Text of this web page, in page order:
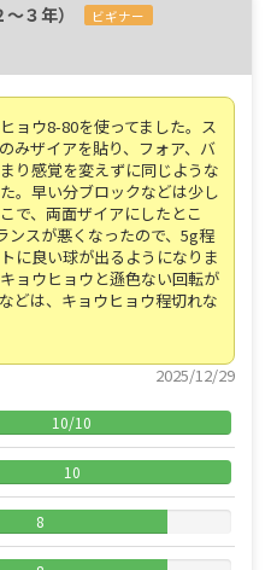
～３年） ビギナー
ョウ8-80を使ってました。ス
みザイアを貼り、フォア、バ
り感覚を変えずに同じような
。早い分ブロックなどは少し
で、両面ザイアにしたとこ
ンスが悪くなったので、5g程
に良い球が出るようになりま
ョウヒョウと遜色ない回転が
どは、キョウヒョウ程切れな
2025/12/29
10/10
10
8